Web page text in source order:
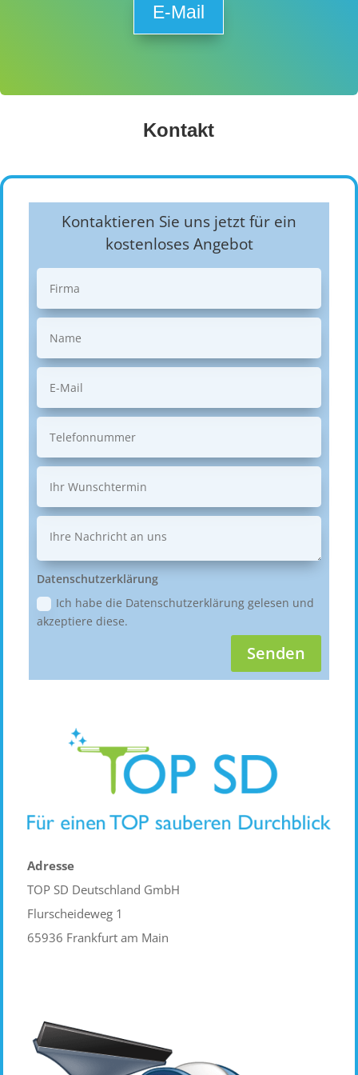
E-Mail
Kontakt
Kontaktieren Sie uns jetzt für ein
kostenloses Angebot
Datenschutzerklärung
Ich habe die Datenschutzerklärung gelesen und
akzeptiere diese.
Senden
Adresse
TOP SD Deutschland GmbH
Flurscheideweg 1
65936 Frankfurt am Main